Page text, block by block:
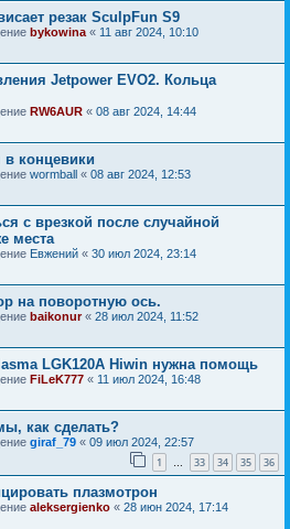
резак SculpFun S9
bykowina « 11 авг 2024, 10:10
Jetpower EVO2. Кольца
RW6AUR « 08 авг 2024, 14:44
в концевики
wormball « 08 авг 2024, 12:53
с врезкой после случайной
места
Евжений « 30 июл 2024, 23:14
на поворотную ось.
baikonur« 28 июл 2024, 11:52
LGK120A Hiwin нужна помощь
FiLeK777 « 11 июл 2024, 16:48
как сделать?
giraf_79 « 09 июл 2024, 22:57
1 … 33 34 35 36
плазмотрон
aleksergienko « 28 июн 2024, 17:14